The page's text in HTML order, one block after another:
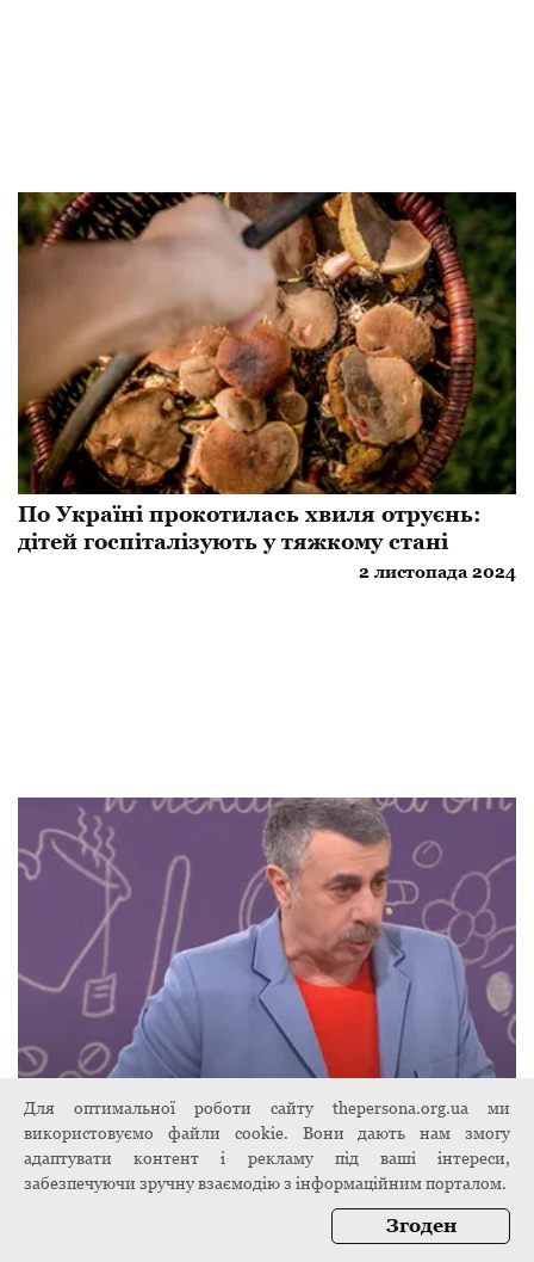
По Україні прокотилась хвиля отруєнь:
дітей госпіталізують у тяжкому стані
2 листопада 2024
Комаровський розповів, як лікувати
нежить: найкращі поради лікаря
2 листопада 2024
Для оптимальної роботи сайту thepersona.org.ua ми
використовуємо файли cookie. Вони дають нам змогу
адаптувати контент і рекламу під ваші інтереси,
забезпечуючи зручну взаємодію з інформаційним порталом.
Згоден